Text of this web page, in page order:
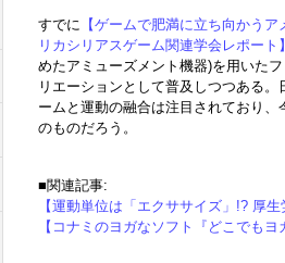
すでに 【ゲームで肥満に立ち向かう
リカシリアスゲーム関連学会レポート
めたアミューズメント機器)を用いた
リエーションとして普及しつつある
ームと運動の融合は注目されており
のものだろう。
■関連記事:
【運動単位は「エクササイズ」!? 厚
【コナミのヨガなソフト『どこでも